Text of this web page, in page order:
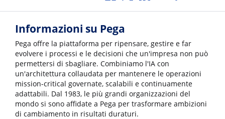
Informazioni su Pega
Pega offre la piattaforma per ripensare, gestire e far
evolvere i processi e le decisioni che un'impresa non può
permettersi di sbagliare. Combiniamo l'IA con
un'architettura collaudata per mantenere le operazioni
mission-critical governate, scalabili e continuamente
adattabili. Dal 1983, le più grandi organizzazioni del
mondo si sono affidate a Pega per trasformare ambizioni
di cambiamento in risultati duraturi.